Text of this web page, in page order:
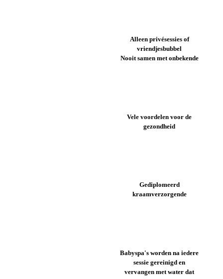
Alleen privésessies of
vriendjesbubbel
Nooit samen met onbekende
Vele voordelen voor de
gezondheid
Gediplomeerd
kraamverzorgende
Babyspa's worden na iedere
sessie gereinigd en
vervangen met water dat